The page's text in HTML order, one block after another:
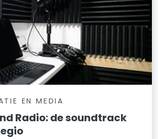
EN MEDIA
Radio: de soundtrack